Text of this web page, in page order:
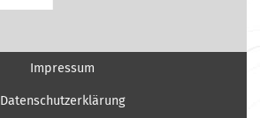
Impressum
Datenschutzerklärung